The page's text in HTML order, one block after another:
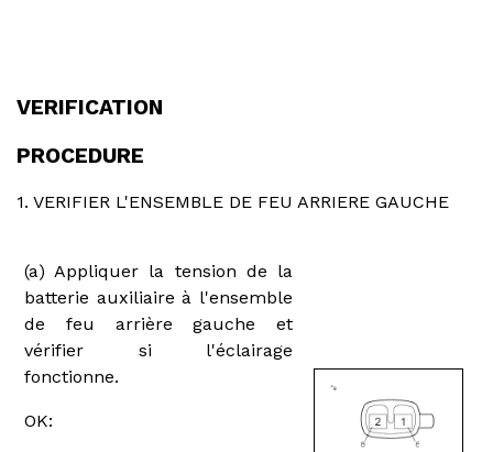
VERIFICATION
PROCEDURE
1. VERIFIER L'ENSEMBLE DE FEU ARRIERE GAUCHE
(a) Appliquer la tension de la
batterie auxiliaire à l'ensemble
de feu arrière gauche et
vérifier si l'éclairage
fonctionne.
OK: